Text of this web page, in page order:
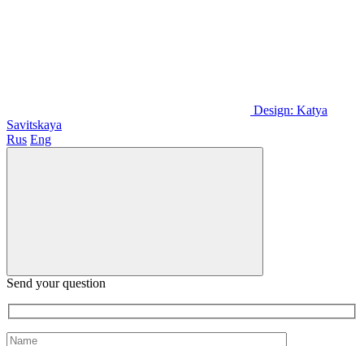
Design: Katya
Savitskaya
Rus Eng
Send your question